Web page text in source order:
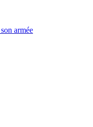
armée